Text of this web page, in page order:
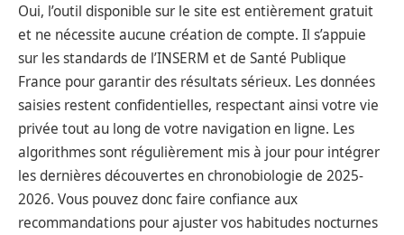
Oui, l’outil disponible sur le site est entièrement gratuit
et ne nécessite aucune création de compte. Il s’appuie
sur les standards de l’INSERM et de Santé Publique
France pour garantir des résultats sérieux. Les données
saisies restent confidentielles, respectant ainsi votre vie
privée tout au long de votre navigation en ligne. Les
algorithmes sont régulièrement mis à jour pour intégrer
les dernières découvertes en chronobiologie de 2025-
2026. Vous pouvez donc faire confiance aux
recommandations pour ajuster vos habitudes nocturnes